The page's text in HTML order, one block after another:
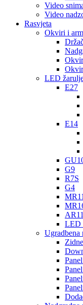
Video
Video
Rasvjeta
Okviri i
LED
E27
E14
G9
R7S
G4
MR11
LED
Ugradbena